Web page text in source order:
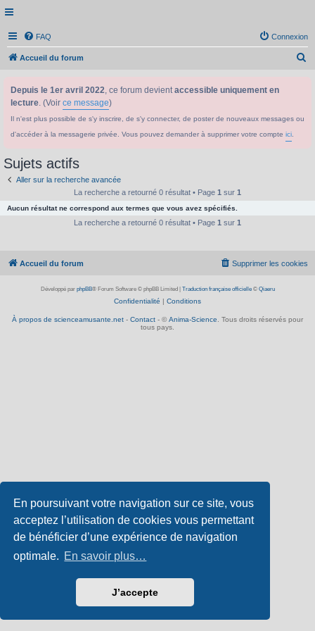
En poursuivant votre navigation sur ce site, vous
acceptez l’utilisation de cookies vous permettant
de bénéficier d’une expérience de navigation
optimale. En savoir plus…
J’accepte
FAQ Connexion
Accueil du forum
Depuis le 1er avril 2022, ce forum devientaccessible uniquement en
lecture. (Voir ce message)
Il n'est plus possible de s'y inscrire, de s'y connecter, de poster de nouveaux messages ou
d'accéder à la messagerie privée. Vous pouvez demander à supprimer votre compte ici
Sujets actifs
Aller sur la recherche avancée
La recherche a retourné 0 résultat • Page 1 sur 1
Aucun résultat ne correspond aux termes que vous avez spécifiés.
La recherche a retourné 0 résultat • Page 1 sur 1
Accueil du forum Supprimer les cookies
Développé par phpBB® Forum Software © phpBB Limited Traduction française officielle© Qiaeru
Confidentialité | Conditions
À propos de scienceamusante.net - Contact - © Anima-Science. Tous droits réservés pour
tous pays.